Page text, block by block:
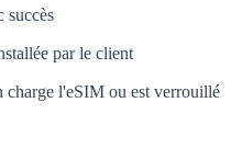
succès
par le client
charge l'eSIM ou est verrouillé